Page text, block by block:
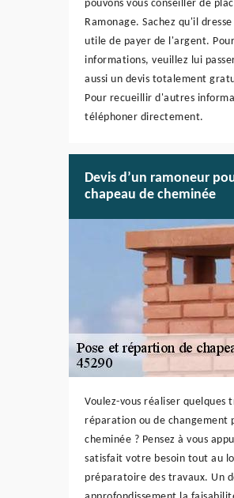
pouvons vous conseiller de
Ramonage. Sachez qu'il
utile de payer de l'argent.
informations, veuillez lui
aussi un devis totalement
Pour recueillir d'autres
téléphoner directement.
Devis d’un ramoneur
chapeau de cheminée
Voulez-vous réaliser quelques
réparation ou de changement
cheminée ? Pensez à vous
satisfait votre besoin tout au
préparatoire des travaux. Un